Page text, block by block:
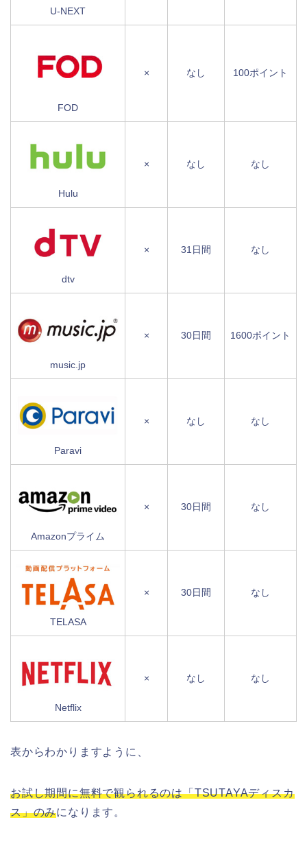
U-NEXT
FOD
× なし 100ポイント
Hulu
× なし なし
dtv
× 31日間 なし
music.jp
× 30日間 1600ポイント
Paravi
× なし なし
Amazonプライム
× 30日間 なし
TELASA
× 30日間 なし
Netflix
× なし なし
表からわかりますように、
お試し期間に無料で観られるのは「TSUTAYAディスカ
ス」のみになります。